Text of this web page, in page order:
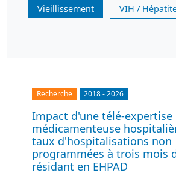
Vieillissement VIH /
Recherche 2018-2026
Impact d'une télé-expertise
médicamenteuse
taux d'hospitalisations non
programmées à trois mois
résidant en EHPAD